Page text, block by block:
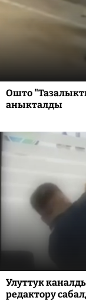
Ошто
аныкталды
Улуттук
редактору